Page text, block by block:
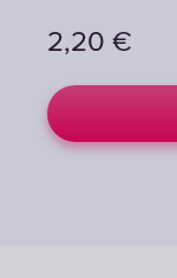
2,20 €
2,20 €